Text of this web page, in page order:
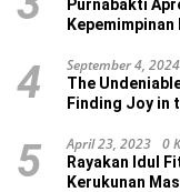
Purnabakti
Kepemimpinan
4 September 4, 2024
The
Finding Joy in
5 April 23, 2023 0
Rayakan Idul
Kerukunan